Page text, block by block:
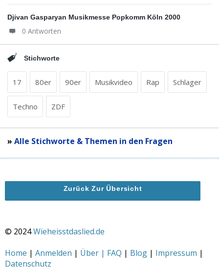
Djivan Gasparyan Musikmesse Popkomm Köln 2000
0 Antworten
Stichworte
17 80er 90er Musikvideo Rap Schlager
Techno ZDF
» Alle Stichworte & Themen in den Fragen
Zurück Zur Übersicht
© 2024Wieheisstdaslied.de
Home | Anmelden | Über | FAQ | Blog | Impressum |
Datenschutz